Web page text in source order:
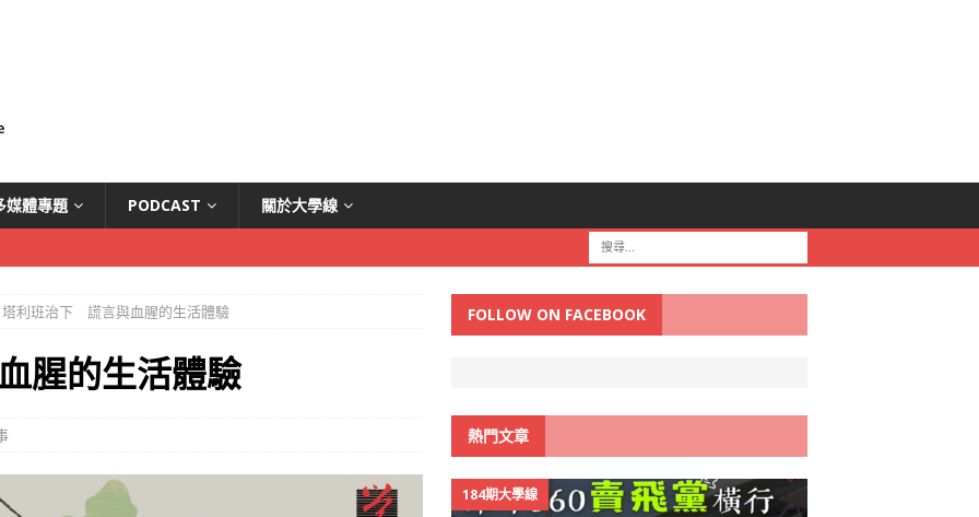
媒體專題 PODCAST 關於大學線
塔利班治下 謊言與血腥的生活體驗
腥的生活體驗
FOLLOW ON FACEBOOK
熱門文章
184期大學線